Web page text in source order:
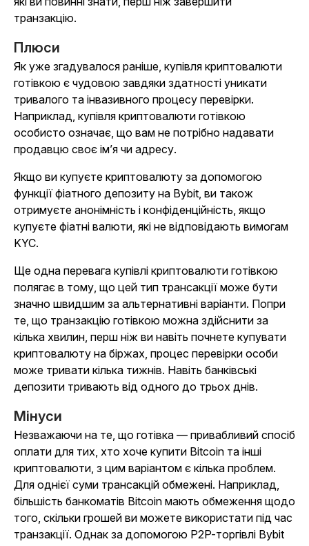
транзакцію.
Плюси
Як уже згадувалося раніше, купівля криптовалюти
готівкою є чудовою завдяки здатності уникати
тривалого та інвазивного процесу перевірки.
Наприклад, купівля криптовалюти готівкою
особисто означає, що вам не потрібно надавати
продавцю своє ім’я чи адресу.
Якщо ви купуєте криптовалюту за допомогою
функції фіатного депозиту на Bybit, ви також
отримуєте анонімність і конфіденційність, якщо
купуєте фіатні валюти, які не відповідають вимогам
KYC.
Ще одна перевага купівлі криптовалюти готівкою
полягає в тому, що цей тип трансакції може бути
значно швидшим за альтернативні варіанти. Попри
те, що транзакцію готівкою можна здійснити за
кілька хвилин, перш ніж ви навіть почнете купувати
криптовалюту на біржах, процес перевірки особи
може тривати кілька тижнів. Навіть банківські
депозити тривають від одного до трьох днів.
Мінуси
Незважаючи на те, що готівка — привабливий спосіб
оплати для тих, хто хоче купити Bitcoin та інші
криптовалюти, з цим варіантом є кілька проблем.
Для однієї суми трансакцій обмежені. Наприклад,
більшість банкоматів Bitcoin мають обмеження щодо
того, скільки грошей ви можете використати під час
транзакції. Однак за допомогою P2P-торгівлі Bybit